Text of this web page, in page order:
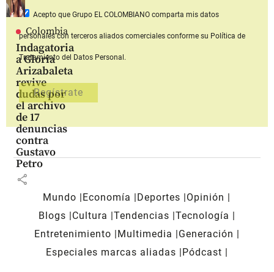
Colombia
Indagatoria
a Gloria
Arizabaleta
revive
dudas por
el archivo
de 17
denuncias
contra
Gustavo
Petro
share
Acepto que Grupo EL COLOMBIANOcomparta mis datos
personales con terceros aliados comerciales conforme su Política de
Tratamiento del Datos Personal.
Mundo Economía Deportes
Opinión
Blogs
Cultura Tendencias Tecnología
Entretenimiento
Multimedia
Generación
Especiales marcas aliadas
Pódcast